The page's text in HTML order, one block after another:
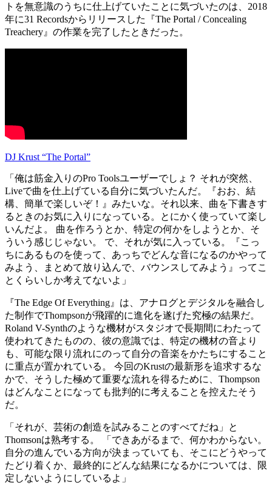
トを無意識のうちに仕上げていたことに気づいたのは、2018
年に31 Recordsからリリースした『The Portal / Concealing
Treachery』の作業を完了したときだった。
DJ Krust “The Portal”
「俺は筋金入りのPro Toolsユーザーでしょ？ それが突然、
Liveで曲を仕上げている自分に気づいたんだ。『おお、結
構、簡単で楽しいぞ！』みたいな。それ以来、曲を下書きす
るときのお気に入りになっている。とにかく使っていて楽し
いんだよ。 曲を作ろうとか、特定の何かをしようとか、そ
ういう感じじゃない。 で、それが気に入っている。『こっ
ちにあるものを使って、あっちでどんな音になるのかやって
みよう、まとめて放り込んで、バウンスしてみよう』ってこ
とくらいしか考えてないよ」
『The Edge Of Everything』は、アナログとデジタルを融合し
た制作でThompsonが飛躍的に進化を遂げた究極の結果だ。
Roland V-Synthのような機材がスタジオで長期間にわたって
使われてきたものの、彼の意識では、特定の機材の音より
も、可能な限り流れにのって自分の音楽をかたちにすること
に重点が置かれている。 今回のKrustの最新形を追求するな
かで、そうした極めて重要な流れを得るために、Thompson
はどんなことになっても批判的に考えることを控えたそう
だ。
「それが、芸術の創造を試みることのすべてだね」と
Thomsonは熟考する。 「できあがるまで、何かわからない。
自分の進んでいる方向が決まっていても、そこにどうやって
たどり着くか、最終的にどんな結果になるかについては、限
定しないようにしているよ」